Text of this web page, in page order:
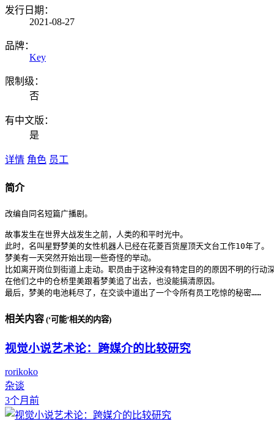
发行日期：
2021-08-27
品牌：
Key
限制级：
否
有中文版：
是
详情 角色 员工
简介
改编自同名短篇广播剧。
故事发生在世界大战发生之前，人类的和平时光中。
此时，名叫星野梦美的女性机器人已经在花菱百货屋顶天文台工作10年了。
梦美有一天突然开始出现一些奇怪的举动。
比如离开岗位到街道上走动。职员由于这种没有特定目的的原因不明的行动
在他们之中的仓桥里美跟着梦美追了出去，也没能搞清原因。
最后，梦美的电池耗尽了，在交谈中道出了一个令所有员工吃惊的秘密……
相关内容 (‘可能’相关的内容)
视觉小说艺术论：跨媒介的比较研究
rorikoko
杂谈
3个月前